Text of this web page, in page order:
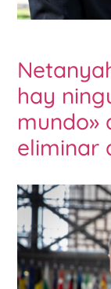
hay
mundo»
eliminar